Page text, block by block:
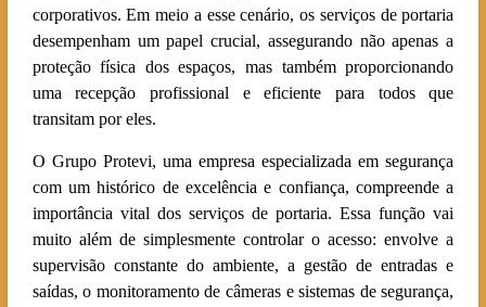
corporativos. Em meio a esse cenário, os serviços de portaria
desempenham um papel crucial, assegurando não apenas a
proteção física dos espaços, mas também proporcionando
uma recepção profissional e eficiente para todos que
transitam por eles.
O Grupo Protevi, uma empresa especializada em segurança
com um histórico de excelência e confiança, compreende a
importância vital dos serviços de portaria. Essa função vai
muito além de simplesmente controlar o acesso: envolve a
supervisão constante do ambiente, a gestão de entradas e
saídas, o monitoramento de câmeras e sistemas de segurança,